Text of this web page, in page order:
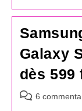
Galaxy
dès 599
Commentaires
6